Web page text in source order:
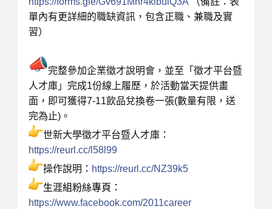
單內有更詳細的職缺資訊，包含正職、兼職及實
習）
完整參加企業徵才說明會，並至「徵才平台暨
人才庫」完成1份線上履歷，於活動當天提供畫
面，即可獲得7-11飲品兌換卷一張(數量有限，送
完為止)。
世新大學徵才平台暨人才庫：
https://reurl.cc/l58l99
操作說明： https://reurl.cc/NZ39k5
生涯組粉絲專頁：
https://www.facebook.com/2011career